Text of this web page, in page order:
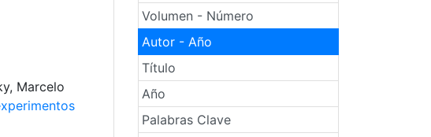
Volumen - Número
Autor - Año
Título
Año
Palabras Clave
Marcelo